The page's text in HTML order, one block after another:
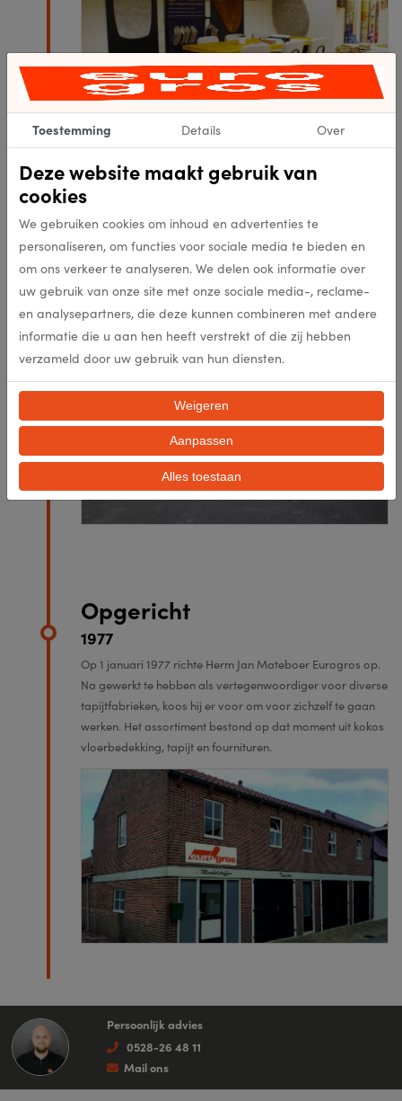
Bouw pand
Stephensonstraat
1980
In 1980 wordt het pand aan de Stephenonstraat gebouwd.
Het pand aan de Industrieweg wordt ingeruild voor een
Opgericht
1977
Op 1 januari 1977 richte Herm Jan Mateboer Eurogros op.
Na gewerkt te hebben als vertegenwoordiger voor diverse
tapijtfabrieken, koos hij er voor om voor zichzelf te gaan
werken. Het assortiment bestond op dat moment uit kokos
vloerbedekking, tapijt en fournituren.
Persoonlijk advies
0528-26 48 11
Mail ons
Toestemming Details Over
Deze website maakt gebruik van
cookies
We gebruiken cookies om inhoud en advertenties te
personaliseren, om functies voor sociale media te bieden en
om ons verkeer te analyseren. We delen ook informatie over
uw gebruik van onze site met onze sociale media-, reclame-
en analysepartners, die deze kunnen combineren met andere
informatie die u aan hen heeft verstrekt of die zij hebben
verzameld door uw gebruik van hun diensten.
Weigeren
Aanpassen
Alles toestaan